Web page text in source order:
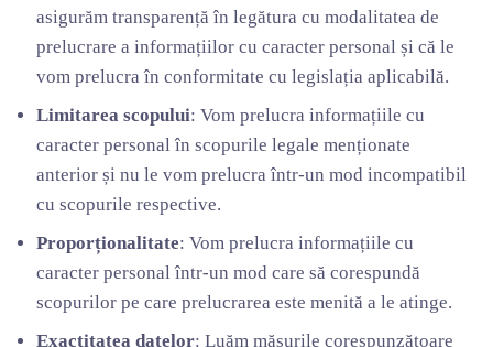
asigurăm transparență în legătura cu modalitatea de
prelucrare a informațiilor cu caracter personal și că le
vom prelucra în conformitate cu legislația aplicabilă.
Limitarea scopului: Vom prelucra informațiile cu
caracter personal în scopurile legale menționate
anterior și nu le vom prelucra într-un mod incompatibil
cu scopurile respective.
Proporționalitate: Vom prelucra informațiile cu
caracter personal într-un mod care să corespundă
scopurilor pe care prelucrarea este menită a le atinge.
Exactitatea datelor: Luăm măsurile corespunzătoare